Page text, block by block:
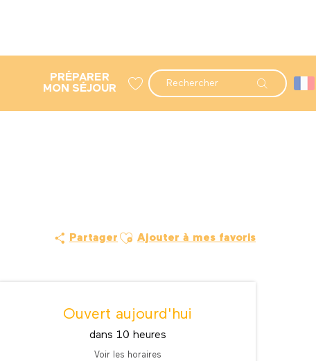
Recherche
PRÉPARER
MON SÉJOUR
Partager Ajouter aux favoris
Ajouter à mes favoris
Ouverture et
Ouvert aujourd'hui
dans 10 heures
Voir les horaires